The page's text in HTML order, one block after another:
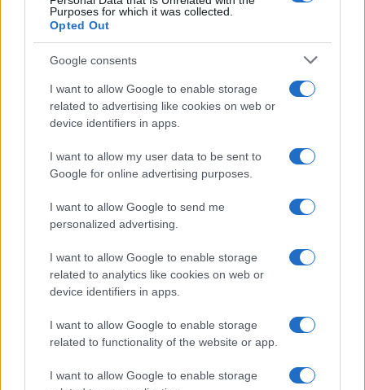
Purposes for which it was collected.
Opted Out
Google consents
I want to allow Google to enable storage
related to advertising like cookies on web or
device identifiers in apps.
I want to allow my user data to be sent to
Google for online advertising purposes.
I want to allow Google to send me
personalized advertising.
I want to allow Google to enable storage
related to analytics like cookies on web or
device identifiers in apps.
I want to allow Google to enable storage
related to functionality of the website or app.
I want to allow Google to enable storage
Un hombre compra el primer mensaje
SMS de la historia por 107.000 euros
Un canadiense compra el primer mensaje de texto…
CIENCIA Y TECNOLOGÍA